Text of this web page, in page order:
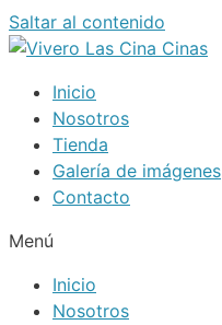
Saltar al contenido
Inicio
Nosotros
Tienda
Galería de imágenes
Contacto
Menú
Inicio
Nosotros